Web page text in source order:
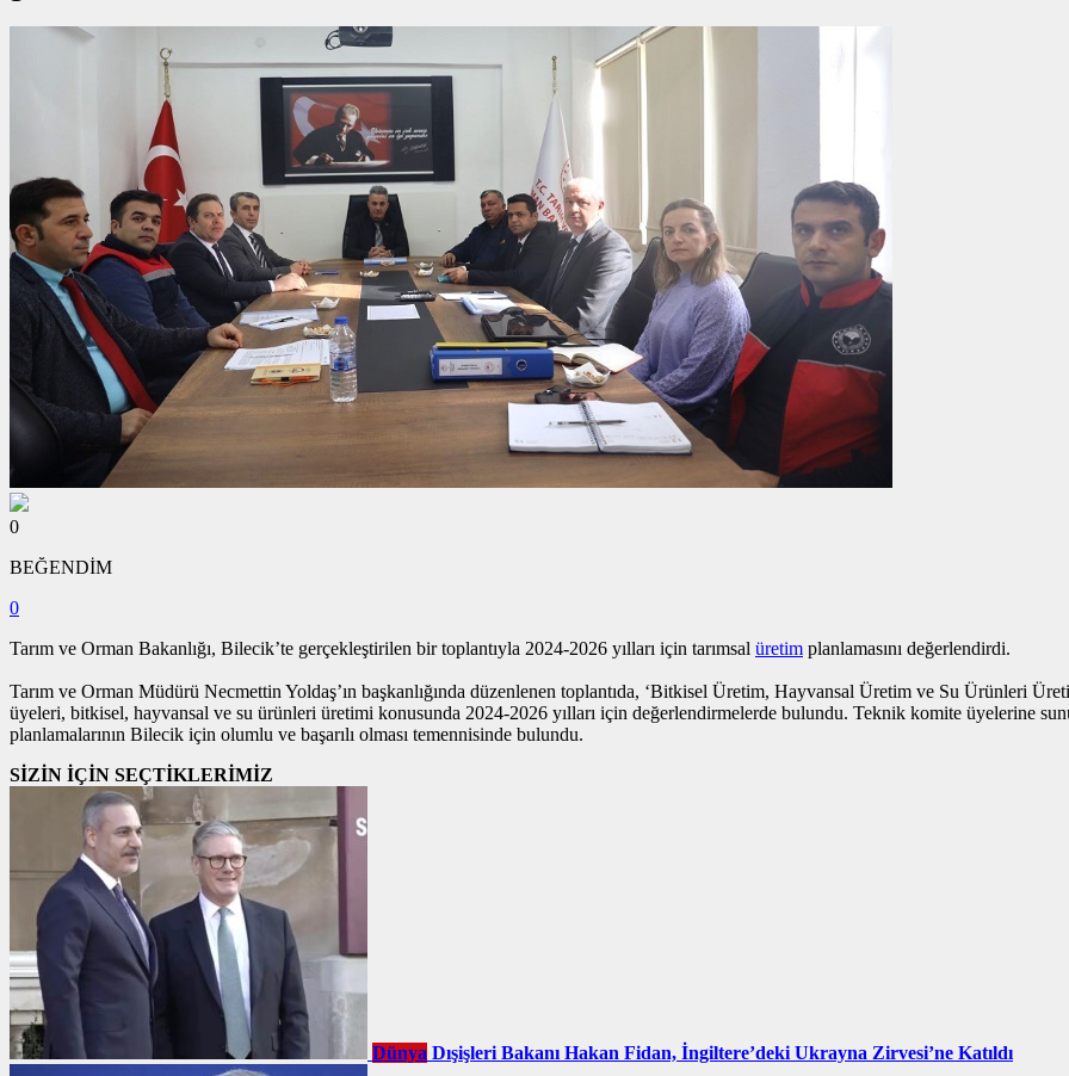
0
BEĞENDİM
0
Tarım ve Orman Bakanlığı, Bilecik’te gerçekleştirilen bir toplantıyla 2024-2026 yılları için tarımsal üretim planlamasını değerlendirdi.
Tarım ve Orman Müdürü Necmettin Yoldaş’ın başkanlığında düzenlenen toplantıda, ‘Bitkisel Üretim, Hayvansal Üretim ve Su Ürünleri
üyeleri, bitkisel, hayvansal ve su ürünleri üretimi konusunda 2024-2026 yılları için değerlendirmelerde bulundu. Teknik komite üyelerine
planlamalarının Bilecik için olumlu ve başarılı olması temennisinde bulundu.
SİZİN İÇİN SEÇTİKLERİMİZ
Dünya Dışişleri Bakanı Hakan Fidan, İngiltere’deki Ukrayna Zirvesi’ne Katıldı